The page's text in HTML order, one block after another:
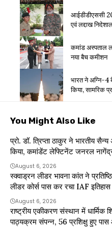
आईडीडीएससी
एवं लद्दाख
कमांड अस्पताल
नया बैच कमीशन
भारत ने अग्नि-4
किया, सामरिक
You Might Also Like
प्रो. डॉ. त्रिप्ता ठाकुर ने भारतीय सैन्य
किया, कमांडेंट लेफ्टिनेंट जनरल
August 6, 2026
स्क्वाड्रन लीडर भावना कांत ने
लीडर कोर्स पास कर रचा IAF इतिहास
August 6, 2026
राष्ट्रीय एकीकरण संस्थान में धार्मिक
पाठ्यक्रम संपन्न, 56 प्रशिक्षु हुए